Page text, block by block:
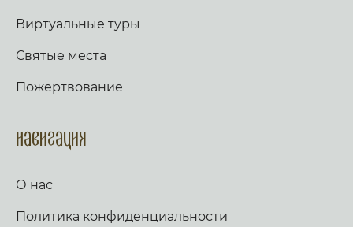
Виртуальные туры
Святые места
Пожертвование
Навигация
О нас
Политика конфиденциальности